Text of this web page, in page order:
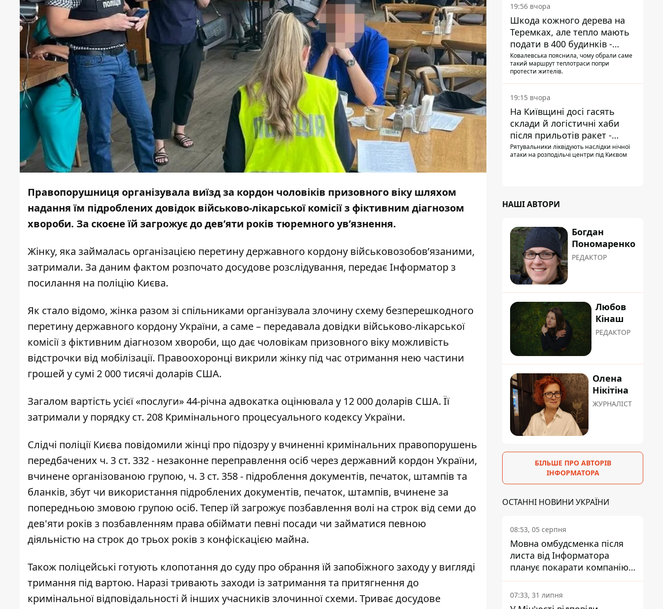
Правопорушниця організувала виїзд за кордон чоловіків призовного віку шляхом
надання їм підроблених довідок військово-лікарської комісії з фіктивним діагнозом
хвороби. За скоєне їй загрожує до дев’яти років тюремного ув’язнення.
Жінку, яка займалась організацією перетину державного кордону військовозобов’язаними,
затримали. За даним фактом розпочато досудове розслідування, передає Інформаторз
посилання на поліцію Києва.
Як стало відомо, жінка разом зі спільниками організувала злочину схему безперешкодного
перетину державного кордону України, а саме – передавала довідки військово-лікарської
комісії з фіктивним діагнозом хвороби, що дає чоловікам призовного віку можливість
відстрочки від мобілізації. Правоохоронці викрили жінку під час отримання нею частини
грошей у сумі 2 000 тисячі доларів США.
Загалом вартість усієї «послуги» 44-річна адвокатка оцінювала у 12 000 доларів США. Її
затримали у порядку ст. 208 Кримінального процесуального кодексу України.
Слідчі поліції Києва повідомили жінці про підозру у вчиненні кримінальних правопорушень
передбачених ч. 3 ст. 332 - незаконне переправлення осіб через державний кордон України,
вчинене організованою групою, ч. 3 ст. 358 - підроблення документів, печаток, штампів та
бланків, збут чи використання підроблених документів, печаток, штампів, вчинене за
попередньою змовою групою осіб. Тепер їй загрожує позбавлення волі на строк від семи до
дев'яти років з позбавленням права обіймати певні посади чи займатися певною
діяльністю на строк до трьох років з конфіскацією майна.
Також поліцейські готують клопотання до суду про обрання їй запобіжного заходу у вигляді
тримання під вартою. Наразі тривають заходи із затримання та притягнення до
кримінальної відповідальності й інших учасників злочинної схеми. Триває досудове
19:56 вчора
Шкода кожного дерева на
Теремках, але тепло мають
подати в 400 будинків -
депутатка Київради
Ковалевська пояснила, чому обрали саме
такий маршрут теплотраси попри
протести жителів.
19:15 вчора
На Київщині досі гасять
склади й логістичні хаби
після прильотів ракет -
ДСНС
Рятувальники ліквідують наслідки нічної
атаки на розподільчі центри під Києвом
НАШІ АВТОРИ
Богдан
Пономаренко
РЕДАКТОР
Любов
Кінаш
РЕДАКТОР
Олена
Нікітіна
ЖУРНАЛІСТ
БІЛЬШЕ ПРО АВТОРІВ
ІНФОРМАТОРА
ОСТАННІ НОВИНИ УКРАЇНИ
08:53, 05 серпня
Мовна омбудсменка після
листа від Інформатора
планує покарати компанію-
підрядника ПриватБанку
07:33, 31 липня